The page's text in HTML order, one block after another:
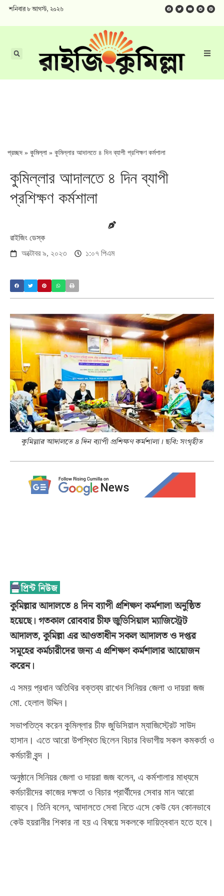
শনিবার ৮ আগস্ট, ২০২৬
প্রচ্ছদ » কুমিল্লা » কুমিল্লার আদালতে ৪ দিন ব্যাপী প্রশিক্ষণ কর্মশালা
কুমিল্লার আদালতে ৪ দিন ব্যাপী
প্রশিক্ষণ কর্মশালা
রাইজিং ডেস্ক
অক্টোবর ৯, ২০২৩
১:০৭ পিএম
কুমিল্লার আদালতে ৪ দিন ব্যাপী প্রশিক্ষণ কর্মশালা। ছবি: সংগৃহীত
কুমিল্লার আদালতে ৪ দিন ব্যাপী প্রশিক্ষণ কর্মশালা অনুষ্ঠিত
হয়েছে। গতকাল রোববার চীফ জুডিসিয়াল ম্যাজিস্ট্রেট
আদালত, কুমিল্লা এর আওতাধীন সকল আদালত ও দপ্তর
সমূহের কর্মচারীদের জন্য এ প্রশিক্ষণ কর্মশালার আয়োজন
করেন।
এ সময় প্রধান অতিথির বক্তব্য রাখেন সিনিয়র জেলা ও দায়রা জজ
মো. হেলাল উদ্দিন।
সভাপতিত্ব করেন কুমিল্লার চীফ জুডিসিয়াল ম্যাজিস্ট্রেট সাউদ
হাসান। এতে আরো উপস্থিত ছিলেন বিচার বিভাগীয় সকল কমকর্তা ও
কর্মচারী বৃন্দ ।
অনুষ্ঠানে সিনিয়র জেলা ও দায়রা জজ বলেন, এ কর্মশালার মাধ্যমে
কর্মচারীদের কাজের দক্ষতা ও বিচার প্রার্থীদের সেবার মান আরো
বাড়বে। তিনি বলেন, আদালতে সেবা নিতে এসে কেউ যেন কোনভাবে
কেউ হয়রানীর শিকার না হয় এ বিষয়ে সকলকে দায়িত্ববান হতে হবে।